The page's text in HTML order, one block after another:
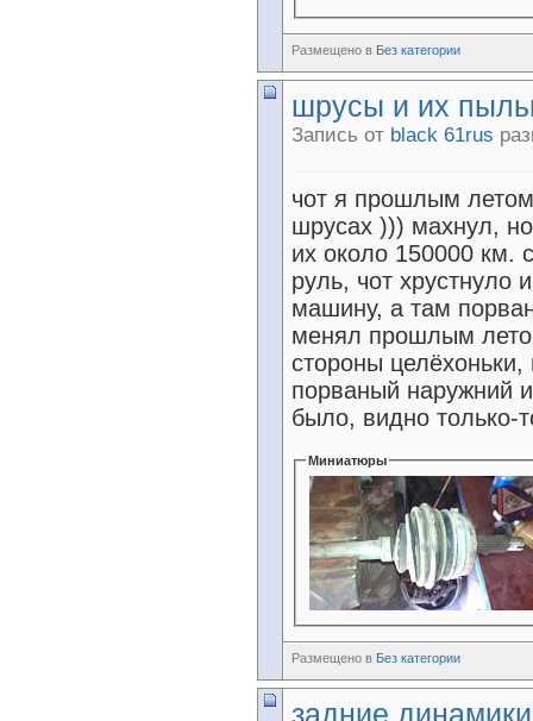
Размещено в Без категории
шрусы и их
Запись от black 61rus
чот я прошлым
шрусах ))) махнул,
их около 150000 км.
руль, чот хрустнуло
машину, а там
менял прошлым
стороны
порваный наружний
было, видно только-
Миниатюры
Размещено в Без категории
задние